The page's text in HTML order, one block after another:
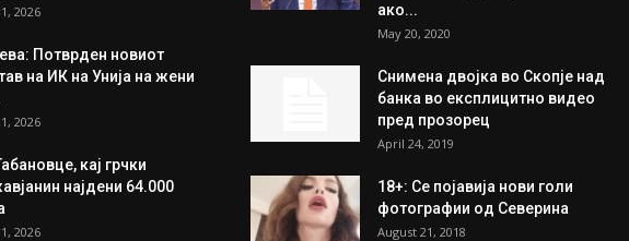
2026
Потврден новиот
на ИК на Унија на жени
2026
кај грчки
најдени 64.000
2026
ако...
May 20, 2020
Снимена двојка во Скопје над
банка во експлицитно видео
пред прозорец
April 24, 2019
18+: Се појавија нови голи
фотографии од Северина
August 21, 2018